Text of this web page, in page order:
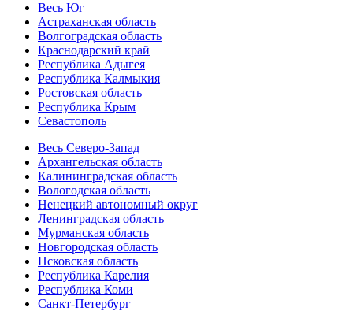
Весь Юг
Астраханская область
Волгоградская область
Краснодарский край
Республика Адыгея
Республика Калмыкия
Ростовская область
Республика Крым
Севастополь
Весь Северо-Запад
Архангельская область
Калининградская область
Вологодская область
Ненецкий автономный округ
Ленинградская область
Мурманская область
Новгородская область
Псковская область
Республика Карелия
Республика Коми
Санкт-Петербург